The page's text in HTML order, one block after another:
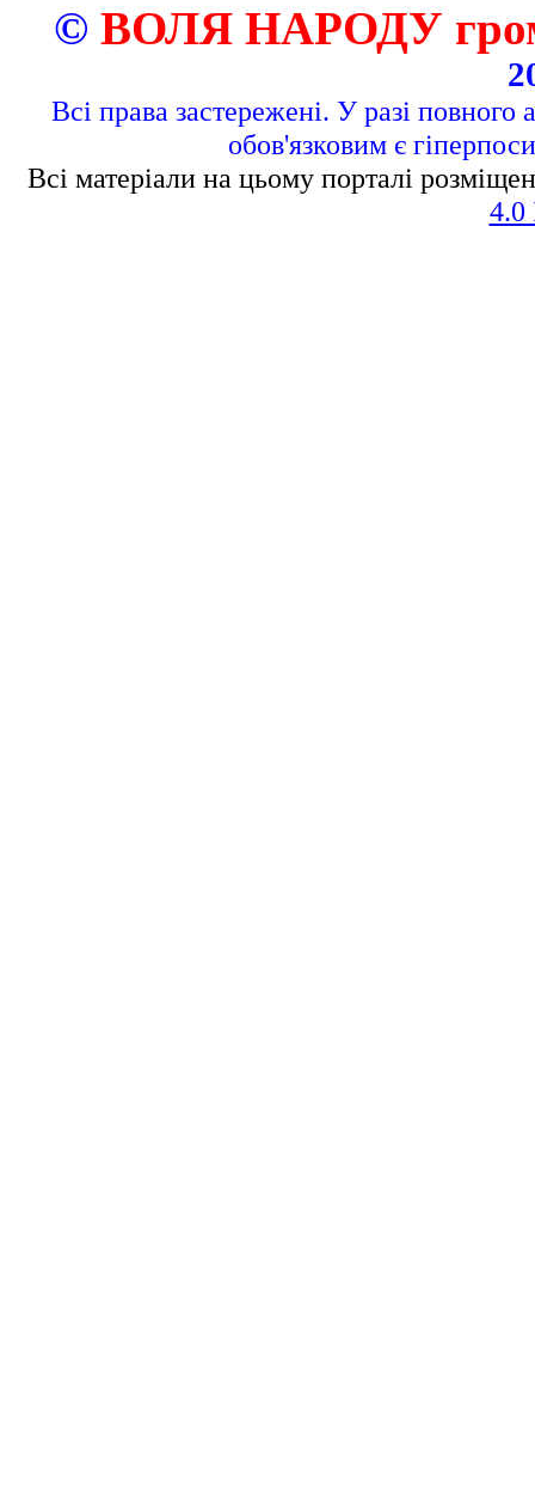
© ВОЛЯ НАРОДУ
Всі права застережені. У разі повного
обов'язковим є
Всі матеріали на цьому порталі
4.0